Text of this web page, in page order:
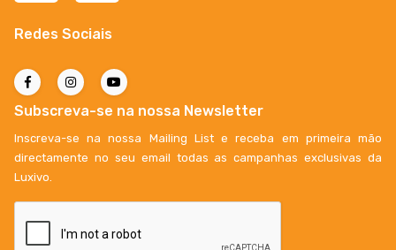
Redes Sociais
Subscreva-se na nossa Newsletter
Inscreva-se na nossa Mailing List e receba em primeira mão
directamente no seu email todas as campanhas exclusivas da
Luxivo.